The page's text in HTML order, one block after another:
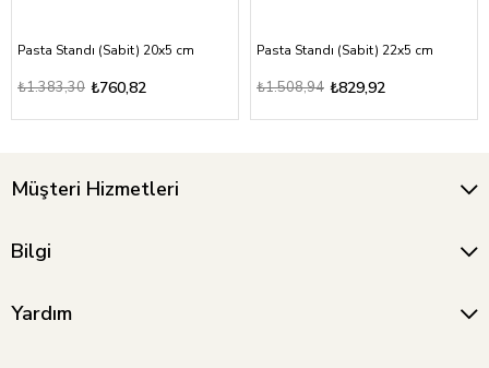
Pasta Standı (Sabit) 20x5 cm
₺760,82
₺1.383,30
Pasta Standı (Sabit) 22x5 cm
₺829,92
₺1.508,94
Müşteri Hizmetleri
Bilgi
Yardım